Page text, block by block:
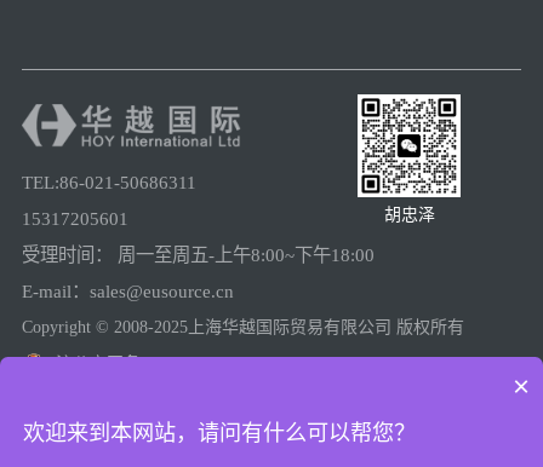
TEL:86-021-50686311
15317205601
受理时间： 周一至周五-上午8:00~下午18:00
E-mail：sales@eusource.cn
胡忠泽
Copyright © 2008-2025上海华越国际贸易有限公司 版权所有
×
欢迎来到本网站，请问有什么可以帮您？